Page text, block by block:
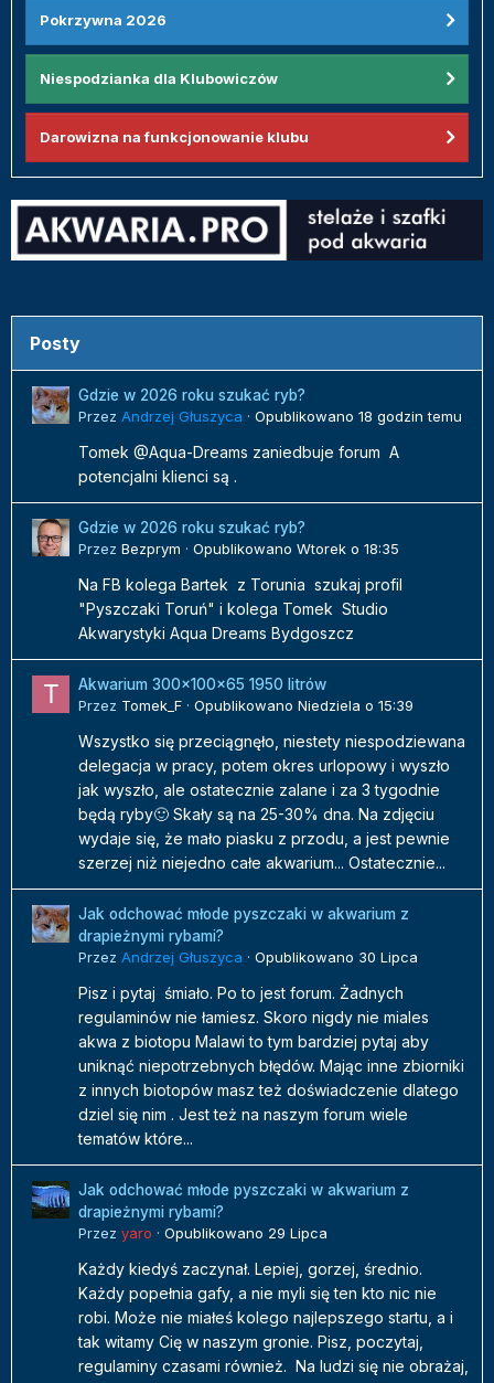
Pokrzywna 2026
Niespodzianka dla Klubowiczów
Darowizna na funkcjonowanie klubu
Posty
Gdzie w 2026 roku szukać ryb?
Przez Andrzej Głuszyca · Opublikowano 18 godzin temu
Tomek @Aqua-Dreams zaniedbuje forum A
potencjalni klienci są .
Gdzie w 2026 roku szukać ryb?
Przez Bezprym · Opublikowano Wtorek o 18:35
Na FB kolega Bartek z Torunia szukaj profil
"Pyszczaki Toruń" i kolega Tomek Studio
Akwarystyki Aqua Dreams Bydgoszcz
Akwarium 300x100x65 1950 litrów
Przez Tomek_F · Opublikowano Niedziela o 15:39
Wszystko się przeciągnęło, niestety niespodziewana
delegacja w pracy, potem okres urlopowy i wyszło
jak wyszło, ale ostatecznie zalane i za 3 tygodnie
będą ryby🙂 Skały są na 25-30% dna. Na zdjęciu
wydaje się, że mało piasku z przodu, a jest pewnie
szerzej niż niejedno całe akwarium... Ostatecznie...
Jak odchować młode pyszczaki w akwarium z
drapieżnymi rybami?
Przez Andrzej Głuszyca · Opublikowano 30 Lipca
Pisz i pytaj śmiało. Po to jest forum. Żadnych
regulaminów nie łamiesz. Skoro nigdy nie miales
akwa z biotopu Malawi to tym bardziej pytaj aby
uniknąć niepotrzebnych błędów. Mając inne zbiorniki
z innych biotopów masz też doświadczenie dlatego
dziel się nim . Jest też na naszym forum wiele
tematów które...
Jak odchować młode pyszczaki w akwarium z
drapieżnymi rybami?
Przez yaro · Opublikowano 29 Lipca
Każdy kiedyś zaczynał. Lepiej, gorzej, średnio.
Każdy popełnia gafy, a nie myli się ten kto nic nie
robi. Może nie miałeś kolego najlepszego startu, a i
tak witamy Cię w naszym gronie. Pisz, poczytaj,
regulaminy czasami również. Na ludzi się nie obrażaj,